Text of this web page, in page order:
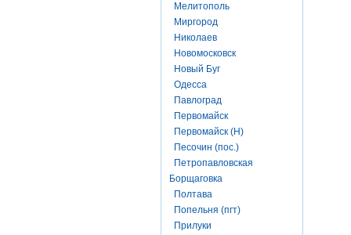
Мелитополь
Миргород
Николаев
Новомосковск
Новый Буг
Одесса
Павлоград
Первомайск
Первомайск (Н)
Песочин (пос.)
Петропавловская
Борщаговка
Полтава
Попельня (пгт)
Прилуки